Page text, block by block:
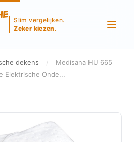
Slim vergelijken.
Zeker kiezen.
dekens /
Medisana HU 665
Elektrische Onde...